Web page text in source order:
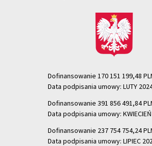
Dofinansowanie 170 151 199,48
Data podpisania umowy: LUTY
Dofinansowanie 391 856 491,84
Data podpisania umowy:
Dofinansowanie 237 754 754,24
Data podpisania umowy: LIPIEC